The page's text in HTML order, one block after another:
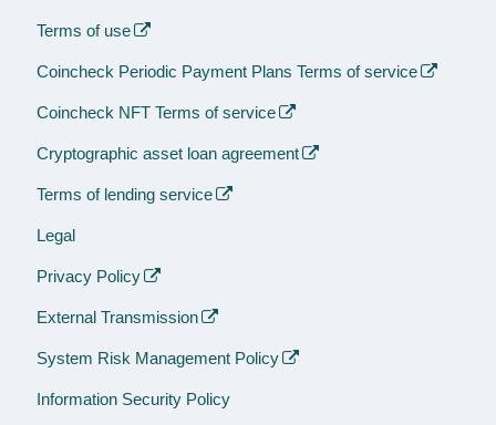
Terms of use
Coincheck Periodic Payment Plans Terms of service
Coincheck NFT Terms of service
Cryptographic asset loan agreement
Terms of lending service
Legal
Privacy Policy
External Transmission
System Risk Management Policy
Information Security Policy